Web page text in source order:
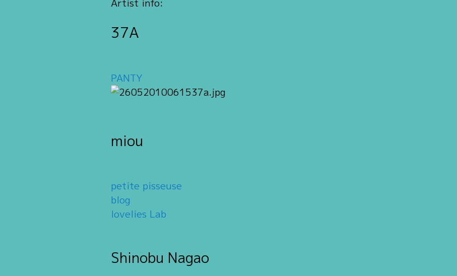
Artist info:
37A
PANTY
miou
petite pisseuse
blog
lovelies Lab
Shinobu Nagao